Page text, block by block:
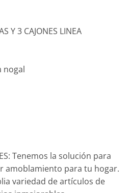
Y 3 CAJONES LINEA
nogal
Tenemos la solución para
amoblamiento para tu hogar.
variedad de artículos de